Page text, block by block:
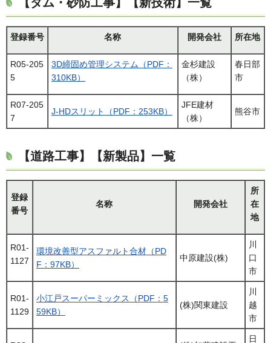
登録番号 名称 開発会社 所在地
R05-205
5
3D締固め管理システム（PDF：
310KB）
金杉建設
（株）
春日部
市
R07-205
7
J-HDスリット（PDF：253KB）
JFE建材
（株）
熊谷市
【道路工事】【新製品】一覧
登録
番号
名称 開発会社
所
在
地
R01-
1127
環境改善型アスファルト合材（PD
F：97KB）
中原建設(株)
川
口
市
R01-
1129
小江戸スーパーミックス（PDF：5
59KB）
(株)関東建設
川
越
市
日